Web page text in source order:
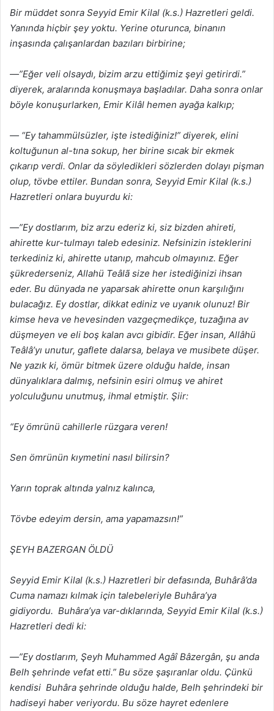
Bir müddet sonra Seyyid Emir Kilal (k.s.) Hazretleri geldi.
Yanında hiçbir şey yoktu. Yerine oturunca, binanın
inşasında çalışanlardan bazıları birbirine;
—”Eğer veli olsaydı, bizim arzu ettiğimiz şeyi getirirdi.”
diyerek, aralarında konuşmaya başladılar. Daha sonra onlar
böyle konuşurlarken, Emir Kilâl hemen ayağa kalkıp;
— “Ey tahammülsüzler, işte istediğiniz!” diyerek, elini
koltuğunun al-tına sokup, her birine sıcak bir ekmek
çıkarıp verdi. Onlar da söyledikleri sözlerden dolayı pişman
olup, tövbe ettiler. Bundan sonra, Seyyid Emir Kilal (k.s.)
Hazretleri onlara buyurdu ki:
—”Ey dostlarım, biz arzu ederiz ki, siz bizden ahireti,
ahirette kur-tulmayı taleb edesiniz. Nefsinizin isteklerini
terkediniz ki, ahirette utanıp, mahcub olmayınız. Eğer
şükrederseniz, Allahü Teâlã size her istediğinizi ihsan
eder. Bu dünyada ne yaparsak ahirette onun karşılığını
bulacağız. Ey dostlar, dikkat ediniz ve uyanık olunuz! Bir
kimse heva ve hevesinden vazgeçmedikçe, tuzağına av
düşmeyen ve eli boş kalan avcı gibidir. Eğer insan, Allâhü
Teâlâ’yı unutur, gaflete dalarsa, belaya ve musibete düşer.
Ne yazık ki, ömür bitmek üzere olduğu halde, insan
dünyalıklara dalmış, nefsinin esiri olmuş ve ahiret
yolculuğunu unutmuş, ihmal etmiştir. Şiir:
“Ey ömrünü cahillerle rüzgara veren!
Sen ömrünün kıymetini nasıl bilirsin?
Yarın toprak altında yalnız kalınca,
Tövbe edeyim dersin, ama yapamazsın!”
ŞEYH BAZERGAN ÖLDÜ
Seyyid Emir Kilal (k.s.) Hazretleri bir defasında, Buhârâ’da
Cuma namazı kılmak için talebeleriyle Buhâra’ya
gidiyordu. Buhâra’ya var-dıklarında, Seyyid Emir Kilal (k.s.)
Hazretleri dedi ki:
—”Ey dostlarım, Şeyh Muhammed Agâî Bâzergân, şu anda
Belh şehrinde vefat etti.” Bu söze şaşıranlar oldu. Çünkü
kendisi Buhâra şehrinde olduğu halde, Belh şehrindeki bir
hadiseyi haber veriyordu. Bu söze hayret edenlere